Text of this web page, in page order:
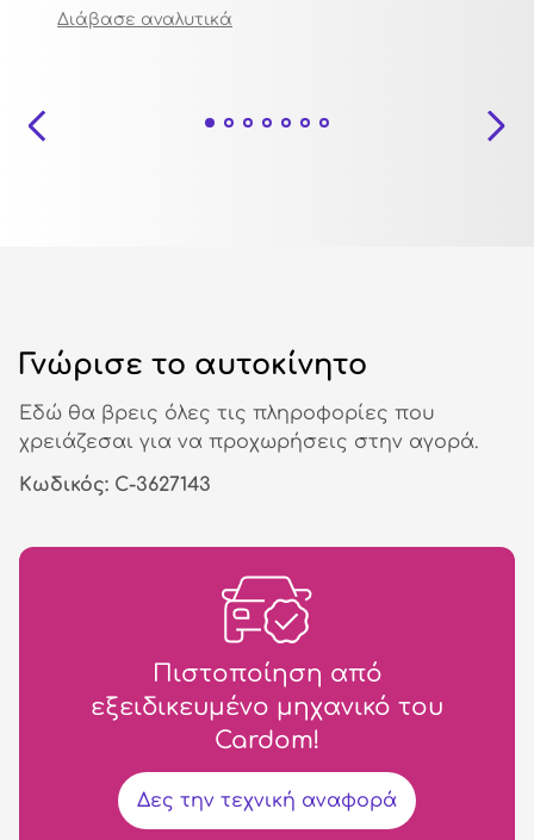
Διάβασε αναλυτικά
Γνώρισε το αυτοκίνητο
Εδώ θα βρεις όλες τις πληροφορίες που
χρειάζεσαι για να προχωρήσεις στην αγορά.
Κωδικός: C-3627143
Πιστοποίηση από
εξειδικευμένο μηχανικό του
Cardom!
Δες την τεχνική αναφορά